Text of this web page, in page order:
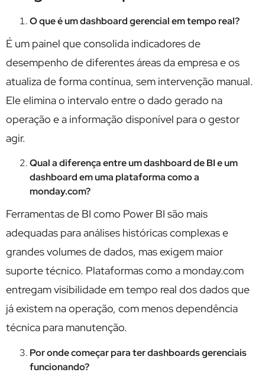
O que é um dashboard gerencial em tempo real?
É um painel que consolida indicadores de
desempenho de diferentes áreas da empresa e os
atualiza de forma contínua, sem intervenção manual.
Ele elimina o intervalo entre o dado gerado na
operação e a informação disponível para o gestor
agir.
Qual a diferença entre um dashboard de BI e um
dashboard em uma plataforma como a
monday.com?
Ferramentas de BI como Power BI são mais
adequadas para análises históricas complexas e
grandes volumes de dados, mas exigem maior
suporte técnico. Plataformas como a monday.com
entregam visibilidade em tempo real dos dados que
já existem na operação, com menos dependência
técnica para manutenção.
Por onde começar para ter dashboards gerenciais
funcionando?